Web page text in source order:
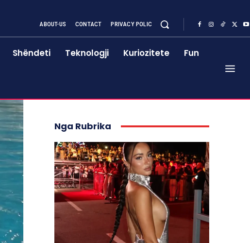
ABOUT-US CONTACT PRIVACY POLIC
Shëndeti Teknologji Kuriozitete Fun
Nga Rubrika